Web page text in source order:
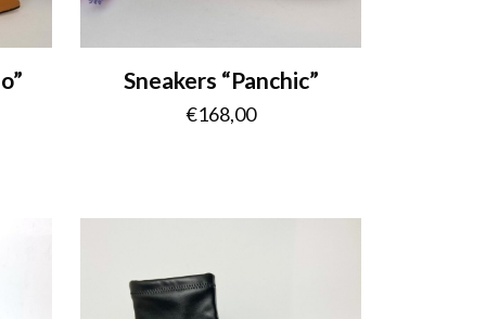
Sneakers “Panchic”
€168,00